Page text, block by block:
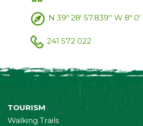
N 39º 28' 57.839'' W 8º 0'
241 572 022
TOURISM
Walking Trails